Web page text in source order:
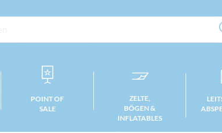
POINT OF
SALE
ZELTE,
BÖGEN &
INFLATABLES